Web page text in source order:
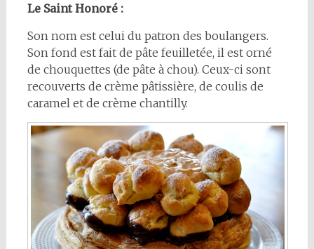
Le Saint Honoré :
Son nom est celui du patron des boulangers.
Son fond est fait de pâte feuilletée, il est orné
de chouquettes (de pâte à chou). Ceux-ci sont
recouverts de crème pâtissière, de coulis de
caramel et de crème chantilly.